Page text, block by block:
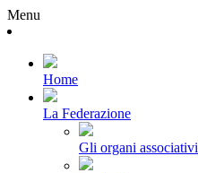
Menu
Home
La Federazione
Gli organi associativi